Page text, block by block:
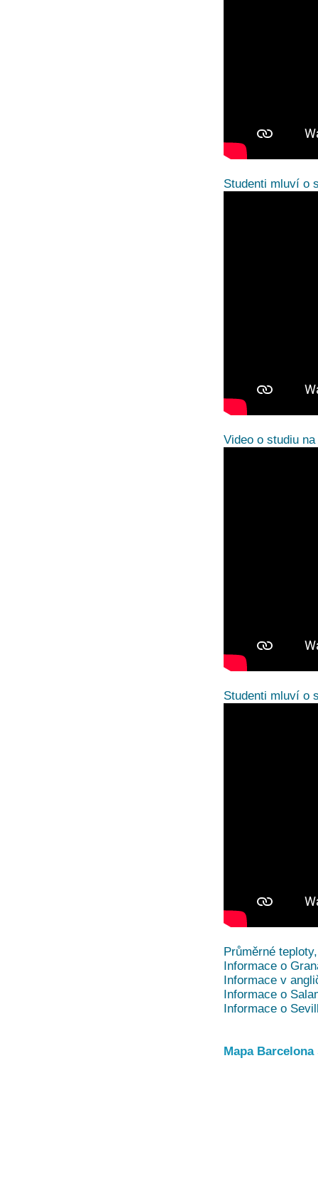
Studenti mluví o
Video o studiu
Studenti mluví o
Průměrné
Informace o
Informace v
Informace o
Informace o
Mapa